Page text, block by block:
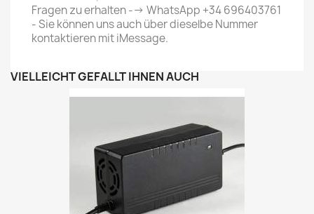
Fragen zu erhalten --> WhatsApp +34 696403761
- Sie können uns auch über dieselbe Nummer
kontaktieren mit iMessage.
VIELLEICHT GEFÄLLT IHNEN AUCH